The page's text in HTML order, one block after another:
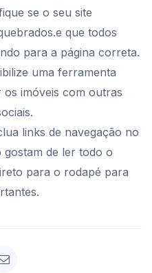
se o seu site
que todos
para a página correta.
uma ferramenta
imóveis com outras
links de navegação no
gostam de ler todo o
para o rodapé para